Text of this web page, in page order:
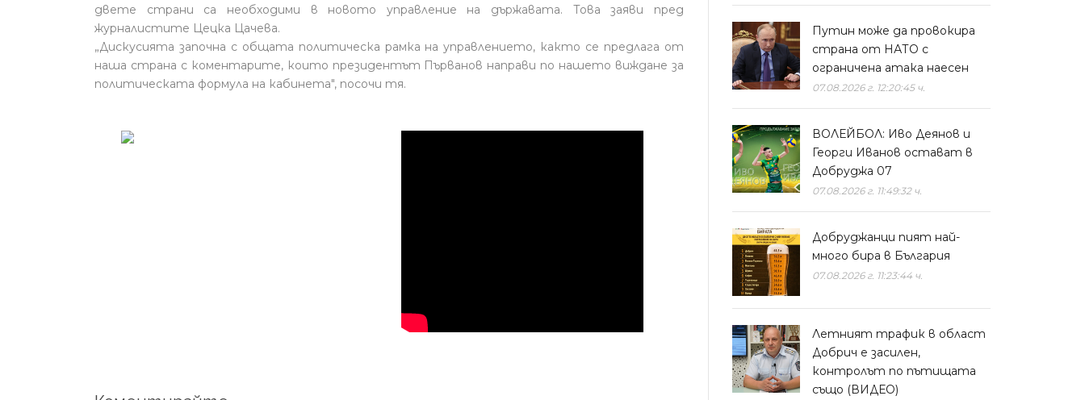
двете страни са необходими в новото управление на държавата. Това заяви пред
журналистите Цецка Цачева.
„Дискусията започна с общата политическа рамка на управлението, както се предлага от
наша страна с коментарите, които президентът Първанов направи по нашето виждане за
политическата формула на кабинета", посочи тя.
Путин може да провокира
страна от НАТО с
ограничена атака наесен
07.08.2026 г. 12:20:45 ч.
ВОЛЕЙБОЛ: Иво Деянов и
Георги Иванов остават в
Добруджа 07
07.08.2026 г. 11:49:32 ч.
Добруджанци пият най-
много бира в България
07.08.2026 г. 11:23:44 ч.
Летният трафик в област
Добрич е засилен,
контролът по пътищата
също (ВИДЕО)